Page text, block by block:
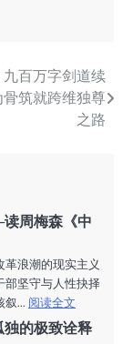
百万字剑道续
筑就跨维独尊
之路
周梅森《中
浪潮的现实主义
部坚守与人性抉择
叙... 阅读全文
的极致诠释